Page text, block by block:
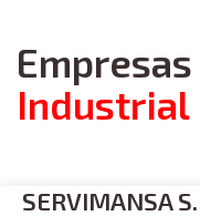
Empresas
Industrial
SERVIMANSA